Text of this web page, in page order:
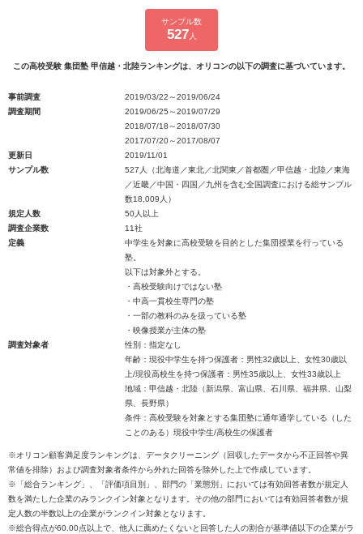
サンプル数
527 人
この高校受験 集団塾 甲信越・北陸ランキングは、オリコンの以下の調査に基づいています。
事前調査
2019/03/22～2019/06/24
調査期間
2019/06/25～2019/07/29
2018/07/18～2018/07/30
2017/07/20～2017/08/07
更新日
2019/11/01
サンプル数
527人（北海道／東北／北関東／首都圏／甲信越・北陸／東海
／近畿／中国・四国／九州を含む全国調査における総サンプル
数18,009人）
規定人数
50人以上
調査企業数
11社
定義
中学生を対象に高校受験を目的とした集団授業を行っている
塾。
以下は対象外とする。
・高校受験向けではない塾
・中高一貫校生専門の塾
・一部の教科のみを扱っている塾
・映像授業が主体の塾
調査対象者
性別：指定なし
年齢：現役中学生を持つ保護者：男性32歳以上、女性30歳以
上/現役高校生を持つ保護者：男性35歳以上、女性33歳以上
地域：甲信越・北陸（新潟県、富山県、石川県、福井県、山梨
県、長野県）
条件：高校受験を対象とする集団塾に通年通学している（した
ことのある）現役中学生/高校生の保護者
※オリコン顧客満足度ランキングは、データクリーニング（回収したデータから不正回答や異
常値を排除）および調査対象者条件から外れた回答を除外した上で作成しています。
※「総合ランキング」、「評価項目別」、部門の「業態別」においては有効回答者数が規定人
数を満たした企業のみランクイン対象となります。その他の部門においては有効回答者数が規
定人数の半数以上の企業がランクイン対象となります。
※総合得点が60.00点以上で、他人に薦めたくないと回答した人の割合が基準値以下の企業がラ